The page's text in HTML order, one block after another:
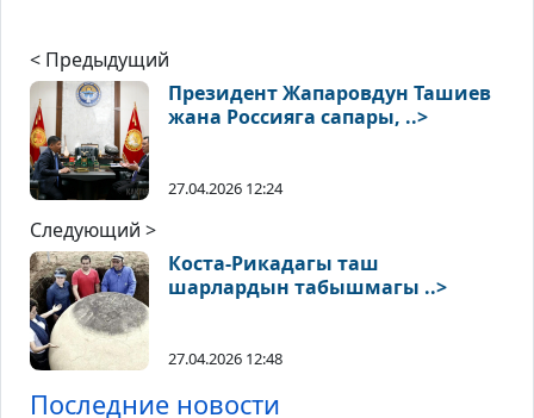
< Предыдущий
Президент Жапаровдун Ташиев
жана Россияга сапары, ..>
27.04.2026 12:24
Следующий >
Коста-Рикадагы таш
шарлардын табышмагы ..>
27.04.2026 12:48
Последние новости